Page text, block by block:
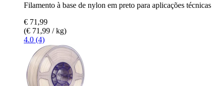
Filamento à base de nylon em preto para aplicações técnicas
€ 71,99
(€ 71,99 / kg)
4.0 (4)